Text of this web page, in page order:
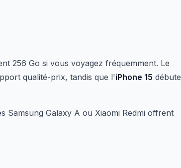
256 Go si vous voyagez fréquemment. Le
qualité-prix, tandis que l'iPhone 15 débute
Samsung Galaxy A ou Xiaomi Redmi offrent